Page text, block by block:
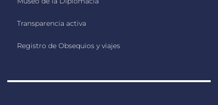
Transparencia activa
Registro de Obsequios y viajes